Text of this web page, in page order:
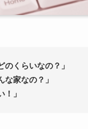
のくらいなの？」
な家なの？」
！」